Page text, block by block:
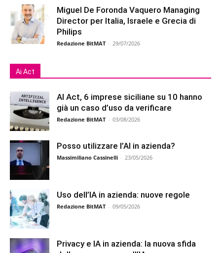
Miguel De Foronda Vaquero Managing
Director per Italia, Israele e Grecia di
Philips
Redazione BitMAT - 29/07/2026
Ai Act
AI Act, 6 imprese siciliane su 10 hanno
già un caso d’uso da verificare
Redazione BitMAT - 03/08/2026
Posso utilizzare l’AI in azienda?
Massimiliano Cassinelli - 23/05/2026
Uso dell’IA in azienda: nuove regole
Redazione BitMAT - 09/05/2026
Privacy e IA in azienda: la nuova sfida